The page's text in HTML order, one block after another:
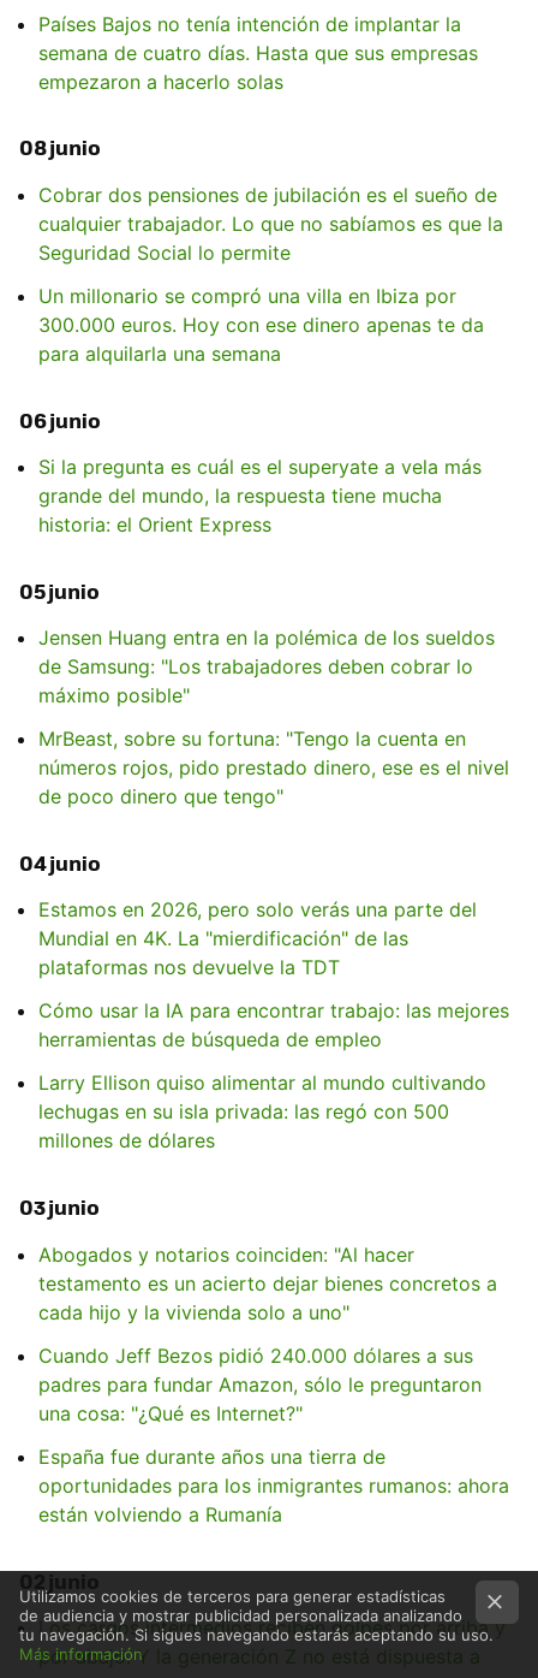
Países Bajos no tenía intención de implantar la
semana de cuatro días. Hasta que sus empresas
empezaron a hacerlo solas
08 junio
Cobrar dos pensiones de jubilación es el sueño de
cualquier trabajador. Lo que no sabíamos es que la
Seguridad Social lo permite
Un millonario se compró una villa en Ibiza por
300.000 euros. Hoy con ese dinero apenas te da
para alquilarla una semana
06 junio
Si la pregunta es cuál es el superyate a vela más
grande del mundo, la respuesta tiene mucha
historia: el Orient Express
05 junio
Jensen Huang entra en la polémica de los sueldos
de Samsung: "Los trabajadores deben cobrar lo
máximo posible"
MrBeast, sobre su fortuna: "Tengo la cuenta en
números rojos, pido prestado dinero, ese es el nivel
de poco dinero que tengo"
04 junio
Estamos en 2026, pero solo verás una parte del
Mundial en 4K. La "mierdificación" de las
plataformas nos devuelve la TDT
Cómo usar la IA para encontrar trabajo: las mejores
herramientas de búsqueda de empleo
Larry Ellison quiso alimentar al mundo cultivando
lechugas en su isla privada: las regó con 500
millones de dólares
03 junio
Abogados y notarios coinciden: "Al hacer
testamento es un acierto dejar bienes concretos a
cada hijo y la vivienda solo a uno"
Cuando Jeff Bezos pidió 240.000 dólares a sus
padres para fundar Amazon, sólo le preguntaron
una cosa: "¿Qué es Internet?"
España fue durante años una tierra de
oportunidades para los inmigrantes rumanos: ahora
están volviendo a Rumanía
02 junio
Los cargos intermedios reciben golpes por arriba y
por abajo. Y la generación Z no está dispuesta a
Utilizamos cookies de terceros para generar estadísticas
de audiencia y mostrar publicidad personalizada analizando
tu navegación. Si sigues navegando estarás aceptando su uso.
Más información